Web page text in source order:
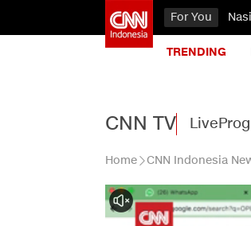
For You
TRENDING
CNN TV Live
Home CNN Indonesia